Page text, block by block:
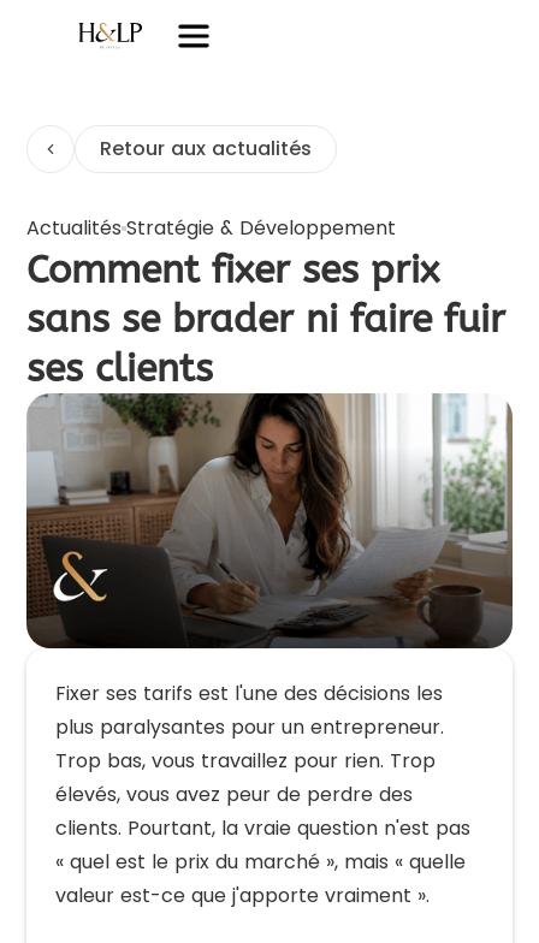
Retour aux actualités
ActualitésStratégie & Développement
Comment fixer ses prix
sans se brader ni faire fuir
ses clients
Fixer ses tarifs est l'une des décisions les
plus paralysantes pour un entrepreneur.
Trop bas, vous travaillez pour rien. Trop
élevés, vous avez peur de perdre des
clients. Pourtant, la vraie question n'est pas
« quel est le prix du marché », mais « quelle
valeur est-ce que j'apporte vraiment ».